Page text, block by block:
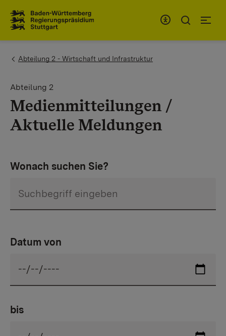
You are here:
Abteilung 2 - Wirtschaft und Infrastruktur
Abteilung 2
Medienmitteilungen /
Aktuelle Meldungen
Wonach suchen Sie?
Datum von
bis